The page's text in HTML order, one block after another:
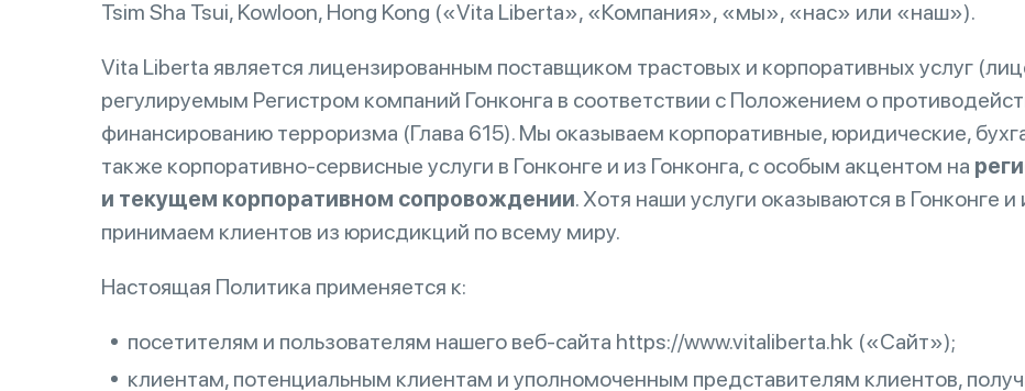
Tsim Sha Tsui, Kowloon, Hong Kong («Vita Liberta», «Компания», «мы», «нас» или «наш»).
Vita Liberta является лицензированным поставщиком трастовых и корпоративных услуг
регулируемым Регистром компаний Гонконга в соответствии с Положением о
финансированию терроризма (Глава 615). Мы оказываем корпоративные, юридические,
также корпоративно-сервисные услуги в Гонконге и из Гонконга, с особым акцентом на
и текущем корпоративном сопровождении. Хотя наши услуги оказываются в Гонконге
принимаем клиентов из юрисдикций по всему миру.
Настоящая Политика применяется к:
посетителям и пользователям нашего веб-сайта https://www.vitaliberta.hk («Сайт»);
клиентам, потенциальным клиентам и уполномоченным представителям клиентов,